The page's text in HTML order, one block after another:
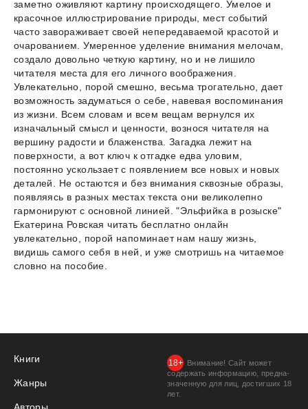
заметно оживляют картину происходящего. Умелое и
красочное иллюстрирование природы, мест событий
часто завораживает своей непередаваемой красотой и
очарованием. Умеренное уделение внимания мелочам,
создало довольно четкую картину, но и не лишило
читателя места для его личного воображения.
Увлекательно, порой смешно, весьма трогательно, дает
возможность задуматься о себе, навевая воспоминания
из жизни. Всем словам и всем вещам вернулся их
изначальный смысл и ценности, вознося читателя на
вершину радости и блаженства. Загадка лежит на
поверхности, а вот ключ к отгадке едва уловим,
постоянно ускользает с появлением все новых и новых
деталей. Не остаются и без внимания сквозные образы,
появляясь в разных местах текста они великолепно
гармонируют с основной линией. "Эльфийка в розыске"
Екатерина Ровская читать бесплатно онлайн
увлекательно, порой напоминает нам нашу жизнь,
видишь самого себя в ней, и уже смотришь на читаемое
словно на пособие.
Книги
Жанры
Внимание! Сайт может
содержать информацию, предна­
значенную для лиц, дости­гших 18
лет.